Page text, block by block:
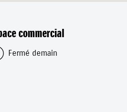
commercial
Fermé demain